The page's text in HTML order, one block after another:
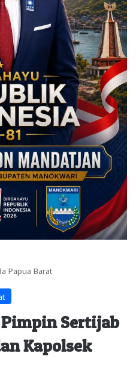
Papua Barat
Sertijab
Kapolsek